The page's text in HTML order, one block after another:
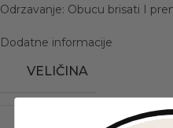
Odrzavanje: Obucu brisati I
Dodatne informacije
VELIČINA